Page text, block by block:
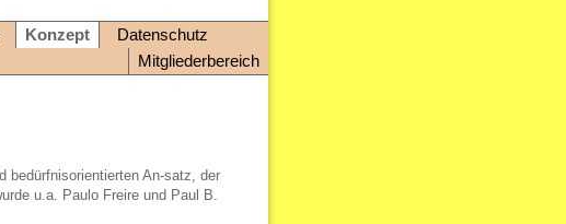
Konzept
Datenschutz
Mitgliederbereich
bedürfnisorientierten An-satz, der
u.a. Paulo Freire und Paul B.